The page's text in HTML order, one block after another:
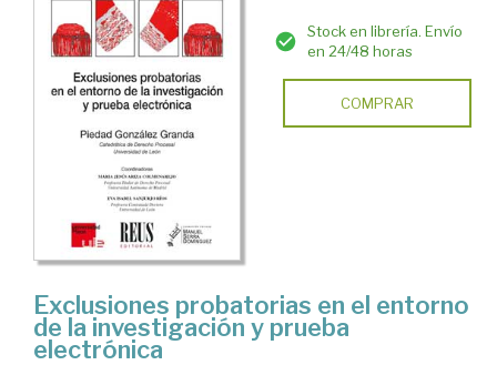
Stock en librería. Envío
en 24/48 horas
COMPRAR
Exclusiones probatorias en el entorno
de la investigación y prueba
electrónica